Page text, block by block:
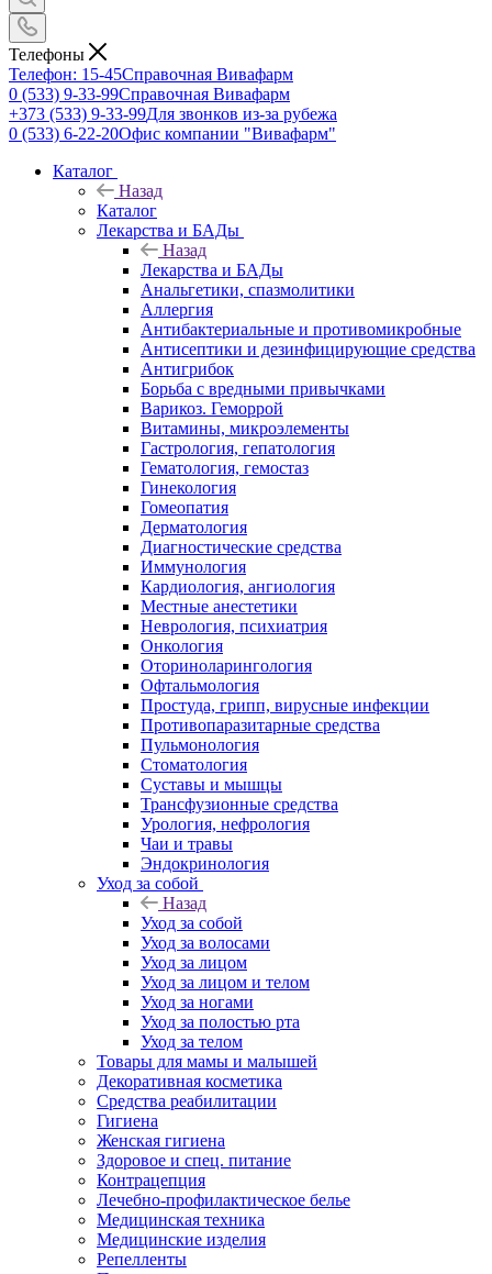
Телефоны
Телефон: 15-45Справочная Вивафарм
0 (533) 9-33-99Справочная Вивафарм
+373 (533) 9-33-99Для звонков из-за рубежа
0 (533) 6-22-20Офис компании "Вивафарм"
Каталог
Назад
Каталог
Лекарства и БАДы
Назад
Лекарства и БАДы
Анальгетики, спазмолитики
Аллергия
Антибактериальные и противомикробные
Антисептики и дезинфицирующие средства
Антигрибок
Борьба с вредными привычками
Варикоз. Геморрой
Витамины, микроэлементы
Гастрология, гепатология
Гематология, гемостаз
Гинекология
Гомеопатия
Дерматология
Диагностические средства
Иммунология
Кардиология, ангиология
Местные анестетики
Неврология, психиатрия
Онкология
Оториноларингология
Офтальмология
Простуда, грипп, вирусные инфекции
Противопаразитарные средства
Пульмонология
Стоматология
Суставы и мышцы
Трансфузионные средства
Урология, нефрология
Чаи и травы
Эндокринология
Уход за собой
Назад
Уход за собой
Уход за волосами
Уход за лицом
Уход за лицом и телом
Уход за ногами
Уход за полостью рта
Уход за телом
Товары для мамы и малышей
Декоративная косметика
Средства реабилитации
Гигиена
Женская гигиена
Здоровое и спец. питание
Контрацепция
Лечебно-профилактическое белье
Медицинская техника
Медицинские изделия
Репелленты